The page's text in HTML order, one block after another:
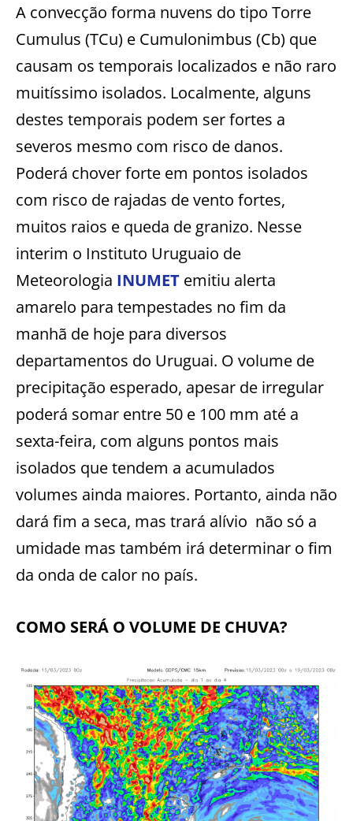
A convecção forma nuvens do tipo Torre
Cumulus (TCu) e Cumulonimbus (Cb) que
causam os temporais localizados e não raro
muitíssimo isolados. Localmente, alguns
destes temporais podem ser fortes a
severos mesmo com risco de danos.
Poderá chover forte em pontos isolados
com risco de rajadas de vento fortes,
muitos raios e queda de granizo. Nesse
interim o Instituto Uruguaio de
Meteorologia INUMET emitiu alerta
amarelo para tempestades no fim da
manhã de hoje para diversos
departamentos do Uruguai. O volume de
precipitação esperado, apesar de irregular
poderá somar entre 50 e 100 mm até a
sexta-feira, com alguns pontos mais
isolados que tendem a acumulados
volumes ainda maiores. Portanto, ainda não
dará fim a seca, mas trará alívio não só a
umidade mas também irá determinar o fim
da onda de calor no país.
COMO SERÁ O VOLUME DE CHUVA?